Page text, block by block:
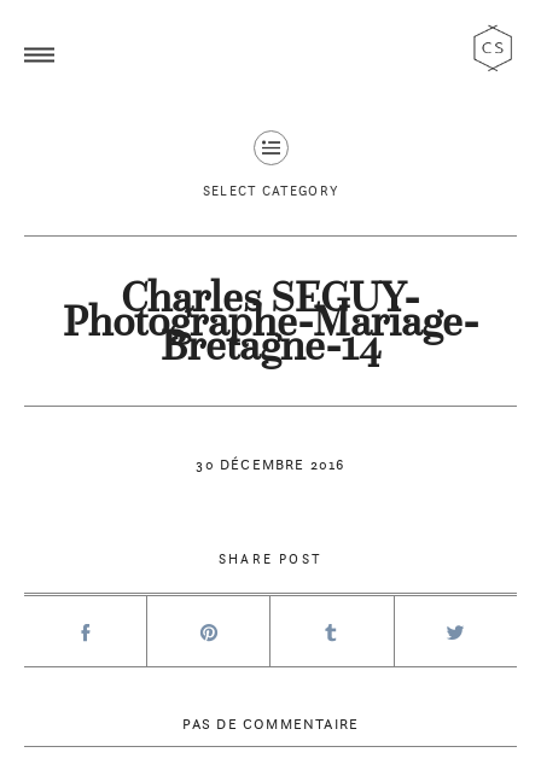
SELECT CATEGORY
30 DÉCEMBRE 2016
Charles SEGUY-
Photographe-Mariage-
Bretagne-14
SHARE POST
PAS DE COMMENTAIRE